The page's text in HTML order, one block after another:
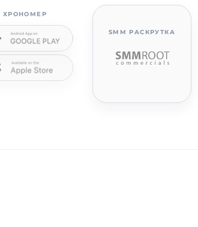
ХРОНОМЕР
SMM РАСКРУТКА